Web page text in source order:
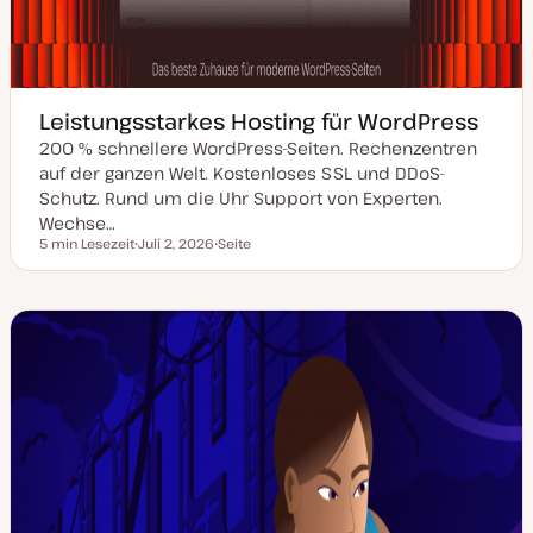
Leistungsstarkes Hosting für WordPress
200 % schnellere WordPress-Seiten. Rechenzentren
auf der ganzen Welt. Kostenloses SSL und DDoS-
Schutz. Rund um die Uhr Support von Experten.
Wechse…
Lesezeit
5 min Lesezeit
a
u
u
a
l
s
i
e
r
t
Juli 2, 2026
o
t
T
y
p
Seite